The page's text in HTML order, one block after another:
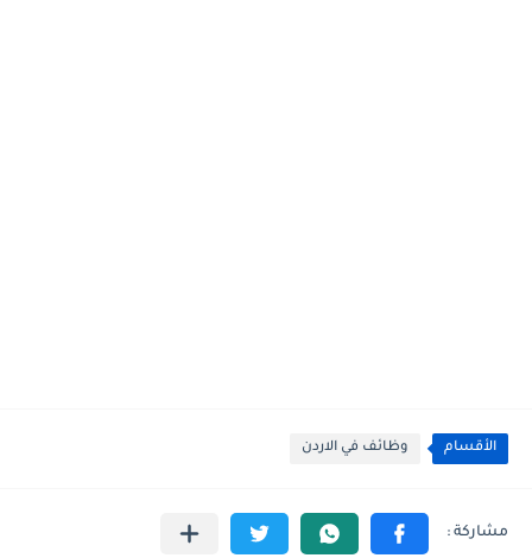
الأقسام وظائف في الاردن